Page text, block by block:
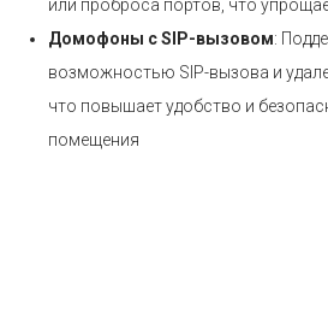
или проброса портов, что
Домофоны с SIP-вызовом:
возможностью SIP-вызова и
что повышает удобство и
помещения